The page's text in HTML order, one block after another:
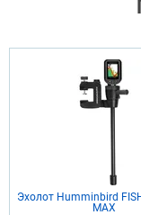
Эхолот Humminbird
MAX